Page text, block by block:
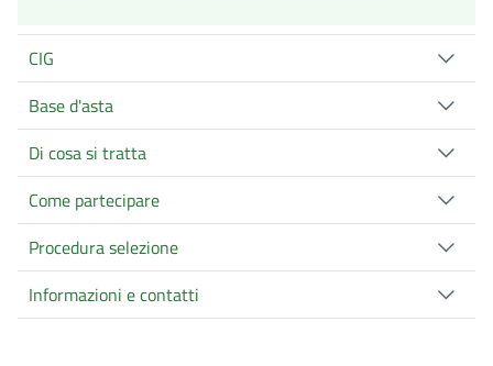
CIG
Base d'asta
Di cosa si tratta
Come partecipare
Procedura selezione
Informazioni e contatti